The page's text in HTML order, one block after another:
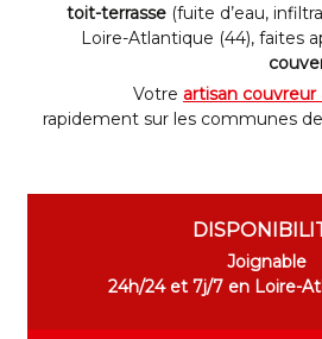
toit-terrasse (fuite d’eau,
Loire-Atlantique (44), faites
Votre artisan couvreur
rapidement sur les communes de
Joignable
24h/24 et 7j/7 en Loire-